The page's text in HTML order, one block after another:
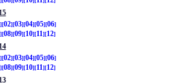
02 03 04 05 06
08 09 10 11
12
02 03 04 05 06
08 09 10 11
12